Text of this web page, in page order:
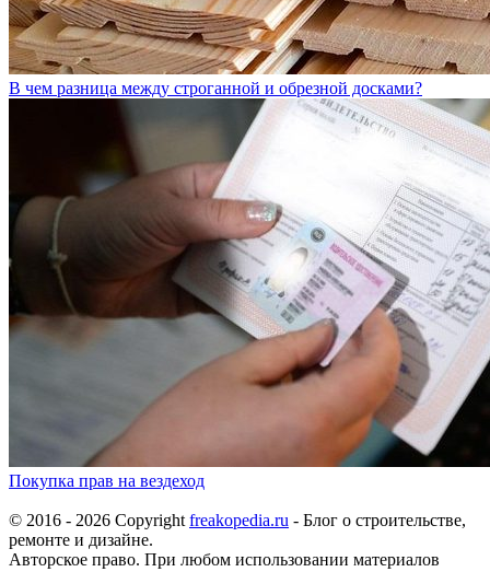
В чем разница между строганной и обрезной досками?
Покупка прав на вездеход
© 2016 - 2026 Copyright freakopedia.ru - Блог о строительстве,
ремонте и дизайне.
Авторское право. При любом использовании материалов